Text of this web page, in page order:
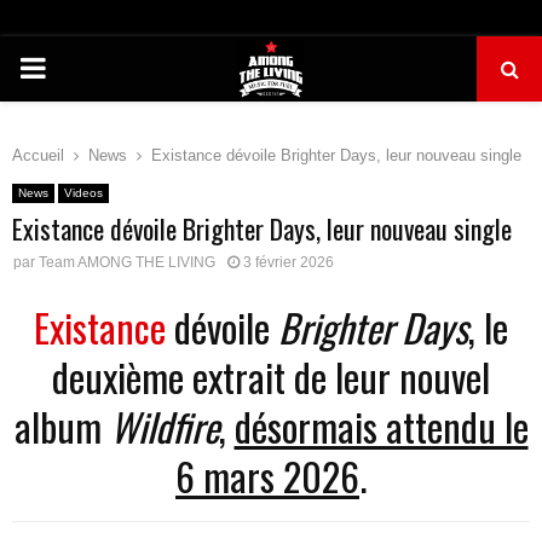
PRIMARY
Accueil News Existance dévoile Brighter Days, leur nouveau single
News Videos
Existance dévoile Brighter Days, leur nouveau single
par Team AMONG THE LIVING 3 février 2026
Existancedévoile Brighter Days, le
deuxième extrait de leur nouvel
album Wildfire,désormais attendu le
6 mars 2026.